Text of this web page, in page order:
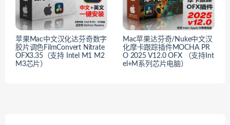
苹果Mac中文汉化达芬奇数字
胶片调色FilmConvert Nitrate
OFX3.35（支持 Intel M1 M2
M3芯片）
Mac苹果达芬奇/Nuke中文汉
化摩卡跟踪插件MOCHA PR
O 2025 V12.0 OFX （支持Int
el+M系列芯片电脑）